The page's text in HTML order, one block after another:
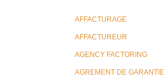
AFFACTURAGE
AFFACTUREUR
AGENCY FACTORING
AGREMENT DE GARANTIE